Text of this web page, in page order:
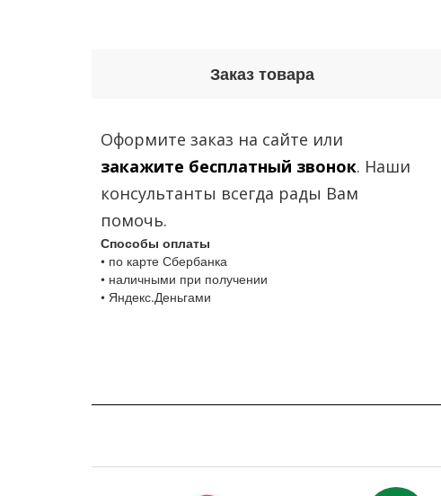
Заказ товара
Оформите заказ на сайте или
закажите бесплатный звонок. Наши
консультанты всегда рады Вам
помочь.
Способы оплаты
• по карте Сбербанка
• наличными при получении
• Яндекс.Деньгами